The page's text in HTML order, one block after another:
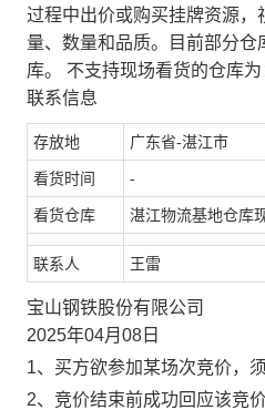
过程中出价或购买挂牌资源
量、数量和品质。目前部分
库。 不支持现场看货的仓库
联系信息
存放地 广东省-湛江市
看货时间 -
看货仓库 湛江物流基地仓库
联系人 王雷
宝山钢铁股份有限公司
2025年04月08日
1、买方欲参加某场次竞价，
2、竞价结束前成功回应该竞